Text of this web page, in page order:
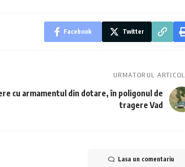
Facebook Twitter
URMATORUL ARTICOL
cu armamentul din dotare, în poligonul de
tragere Vad
Lasa un comentariu